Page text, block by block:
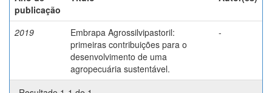
publicação
2019
Embrapa Agrossilvipastoril:
primeiras contribuições para o
desenvolvimento de uma
agropecuária sustentável.
-